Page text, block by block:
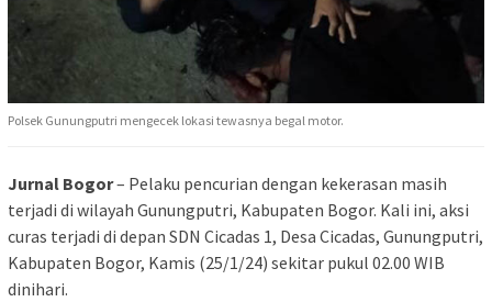
Polsek Gunungputri mengecek lokasi tewasnya begal motor.
Jurnal Bogor– Pelaku pencurian dengan kekerasan masih
terjadi di wilayah Gunungputri, Kabupaten Bogor. Kali ini, aksi
curas terjadi di depan SDN Cicadas 1, Desa Cicadas, Gunungputri,
Kabupaten Bogor, Kamis (25/1/24) sekitar pukul 02.00 WIB
dinihari.